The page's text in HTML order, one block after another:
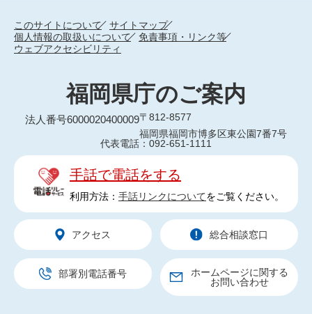
このサイトについて
サイトマップ
個人情報の取扱いについて
免責事項・リンク等
ウェブアクセシビリティ
福岡県庁のご案内
法人番号6000020400009〒812-8577
福岡県福岡市博多区東公園7番7号
代表電話：092-651-1111
手話で電話をする
利用方法： 手話リンクについてをご覧ください。
アクセス 総合相談窓口
部署別電話番号
ホームページに関する
お問い合わせ